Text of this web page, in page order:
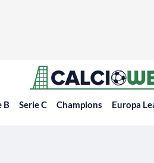
B Serie C Champions Europa